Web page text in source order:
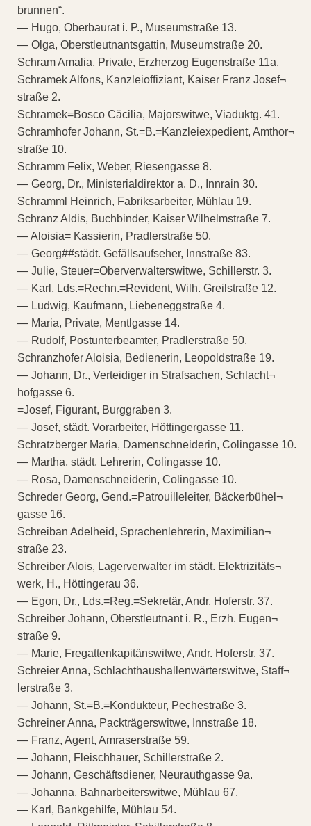
brunnen“.
— Hugo, Oberbaurat i. P., Museumstraße 13.
— Olga, Oberstleutnantsgattin, Museumstraße 20.
Schram Amalia, Private, Erzherzog Eugenstraße 11a.
Schramek Alfons, Kanzleioffiziant, Kaiser Franz Josef¬
straße 2.
Schramek=Bosco Cäcilia, Majorswitwe, Viaduktg. 41.
Schramhofer Johann, St.=B.=Kanzleiexpedient, Amthor¬
straße 10.
Schramm Felix, Weber, Riesengasse 8.
— Georg, Dr., Ministerialdirektor a. D., Innrain 30.
Schramml Heinrich, Fabriksarbeiter, Mühlau 19.
Schranz Aldis, Buchbinder, Kaiser Wilhelmstraße 7.
— Aloisia= Kassierin, Pradlerstraße 50.
— Georg##städt. Gefällsaufseher, Innstraße 83.
— Julie, Steuer=Oberverwalterswitwe, Schillerstr. 3.
— Karl, Lds.=Rechn.=Revident, Wilh. Greilstraße 12.
— Ludwig, Kaufmann, Liebeneggstraße 4.
— Maria, Private, Mentlgasse 14.
— Rudolf, Postunterbeamter, Pradlerstraße 50.
Schranzhofer Aloisia, Bedienerin, Leopoldstraße 19.
— Johann, Dr., Verteidiger in Strafsachen, Schlacht¬
hofgasse 6.
=Josef, Figurant, Burggraben 3.
— Josef, städt. Vorarbeiter, Höttingergasse 11.
Schratzberger Maria, Damenschneiderin, Colingasse 10.
— Martha, städt. Lehrerin, Colingasse 10.
— Rosa, Damenschneiderin, Colingasse 10.
Schreder Georg, Gend.=Patrouilleleiter, Bäckerbühel¬
gasse 16.
Schreiban Adelheid, Sprachenlehrerin, Maximilian¬
straße 23.
Schreiber Alois, Lagerverwalter im städt. Elektrizitäts¬
werk, H., Höttingerau 36.
— Egon, Dr., Lds.=Reg.=Sekretär, Andr. Hoferstr. 37.
Schreiber Johann, Oberstleutnant i. R., Erzh. Eugen¬
straße 9.
— Marie, Fregattenkapitänswitwe, Andr. Hoferstr. 37.
Schreier Anna, Schlachthaushallenwärterswitwe, Staff¬
lerstraße 3.
— Johann, St.=B.=Kondukteur, Pechestraße 3.
Schreiner Anna, Packträgerswitwe, Innstraße 18.
— Franz, Agent, Amraserstraße 59.
— Johann, Fleischhauer, Schillerstraße 2.
— Johann, Geschäftsdiener, Neurauthgasse 9a.
— Johanna, Bahnarbeiterswitwe, Mühlau 67.
— Karl, Bankgehilfe, Mühlau 54.